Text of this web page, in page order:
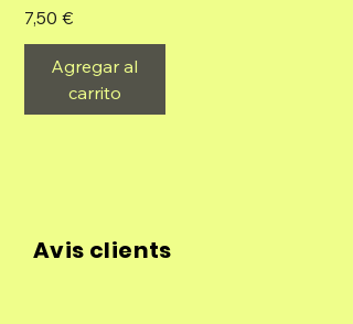
Precio
7,50 €
Agregar al
carrito
Avis clients